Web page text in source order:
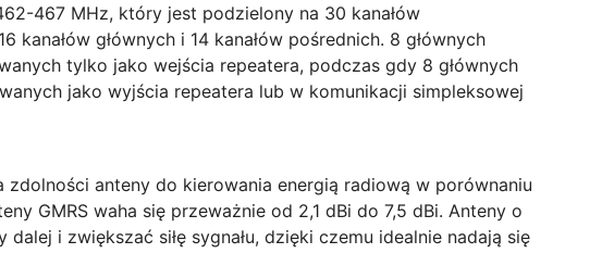
467 MHz, który jest podzielony na 30 kanałów
kanałów głównych i 14 kanałów pośrednich. 8 głównych
tylko jako wejścia repeatera, podczas gdy 8 głównych
jako wyjścia repeatera lub w komunikacji simpleksowej
zdolności anteny do kierowania energią radiową w porównaniu
GMRS waha się przeważnie od 2,1 dBi do 7,5 dBi. Anteny o
dalej i zwiększać siłę sygnału, dzięki czemu idealnie nadają się